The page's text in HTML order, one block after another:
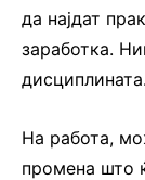
да најдат
заработка.
дисциплината.
На работа,
промена што